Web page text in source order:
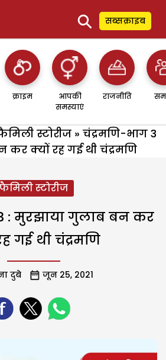
⚲ सब्सक्राइब
क्राइम
आपकी
समस्याएं
राजनीति
स्टोरीज » चंद्रमणि-भाग 3
कर क्यों रह गई थी चंद्रमणि
फैमिली स्टोरीज
: मुरझाया गुलाब बन कर
गई थी चंद्रमणि
दुबे जून 25, 2021